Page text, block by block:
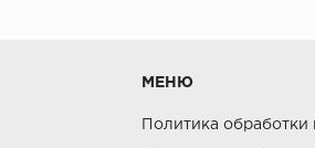
МЕНЮ
Политика